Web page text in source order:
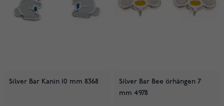
Silver Bar Kanin 10 mm 8368
Silver Bar Bee örhängen 7
mm 4978